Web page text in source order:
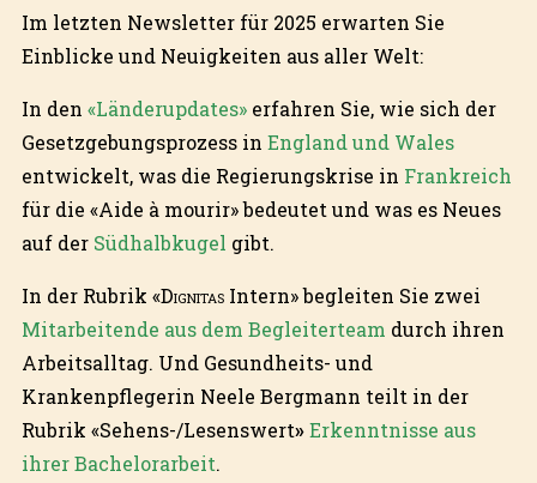
Im letzten Newsletter für 2025 erwarten Sie
Einblicke und Neuigkeiten aus aller Welt:
In den «Länderupdates»erfahren Sie, wie sich der
Gesetzgebungsprozess in England und Wales
entwickelt, was die Regierungskrise in Frankreich
für die «Aide à mourir» bedeutet und was es Neues
auf der Südhalbkugel gibt.
In der Rubrik «DignitasIntern» begleiten Sie zwei
Mitarbeitende aus dem Begleiterteam durch ihren
Arbeitsalltag. Und Gesundheits- und
Krankenpflegerin Neele Bergmann teilt in der
Rubrik «Sehens-/Lesenswert» Erkenntnisse aus
ihrer Bachelorarbeit.